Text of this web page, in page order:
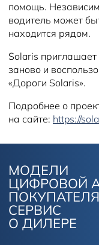
помощь.
водитель может
находится рядом.
Solaris
заново и
«Дороги Solaris».
Подробнее о
на сайте: https://
МОДЕЛИ
ЦИФРОВОЙ
СЕРВИС
О ДИЛЕРЕ